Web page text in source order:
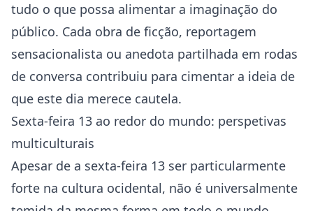
tudo o que possa alimentar a imaginação do
público. Cada obra de ficção, reportagem
sensacionalista ou anedota partilhada em rodas
de conversa contribuiu para cimentar a ideia de
que este dia merece cautela.
Sexta-feira 13 ao redor do mundo: perspetivas
multiculturais
Apesar de a sexta-feira 13 ser particularmente
forte na cultura ocidental, não é universalmente